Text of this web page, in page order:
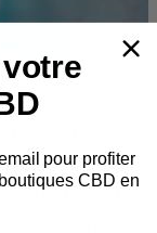
échantillon de
cuir chevelu,
pour profiter
CBD en